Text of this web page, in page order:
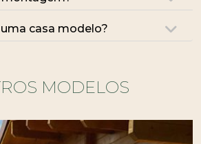
casa modelo?
MODELOS